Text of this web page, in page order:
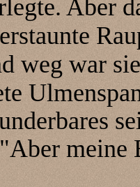
Aber
weg war
meine